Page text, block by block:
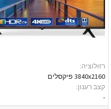
רזולוציה:
3840x2160 פיקסלים
קצב רענון:
-